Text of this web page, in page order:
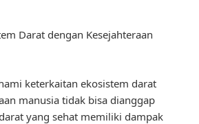
Darat dengan Kesejahteraan
keterkaitan ekosistem darat
manusia tidak bisa dianggap
yang sehat memiliki dampak